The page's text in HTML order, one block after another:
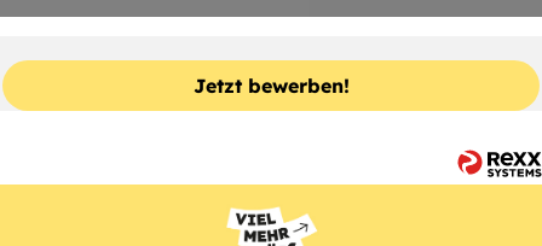
Jetzt bewerben!